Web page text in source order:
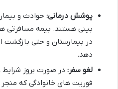
پوشش درمانی: حوادث و
بینی هستند. بیمه مسافرتی
در بیمارستان و حتی
دهد.
لغو سفر: در صورت بروز شرایط
فوریت های خانوادگی که